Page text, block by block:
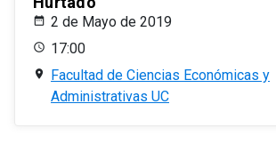
2 de Mayo de 2019
17:00
Facultad de Ciencias Económicas y
Administrativas UC